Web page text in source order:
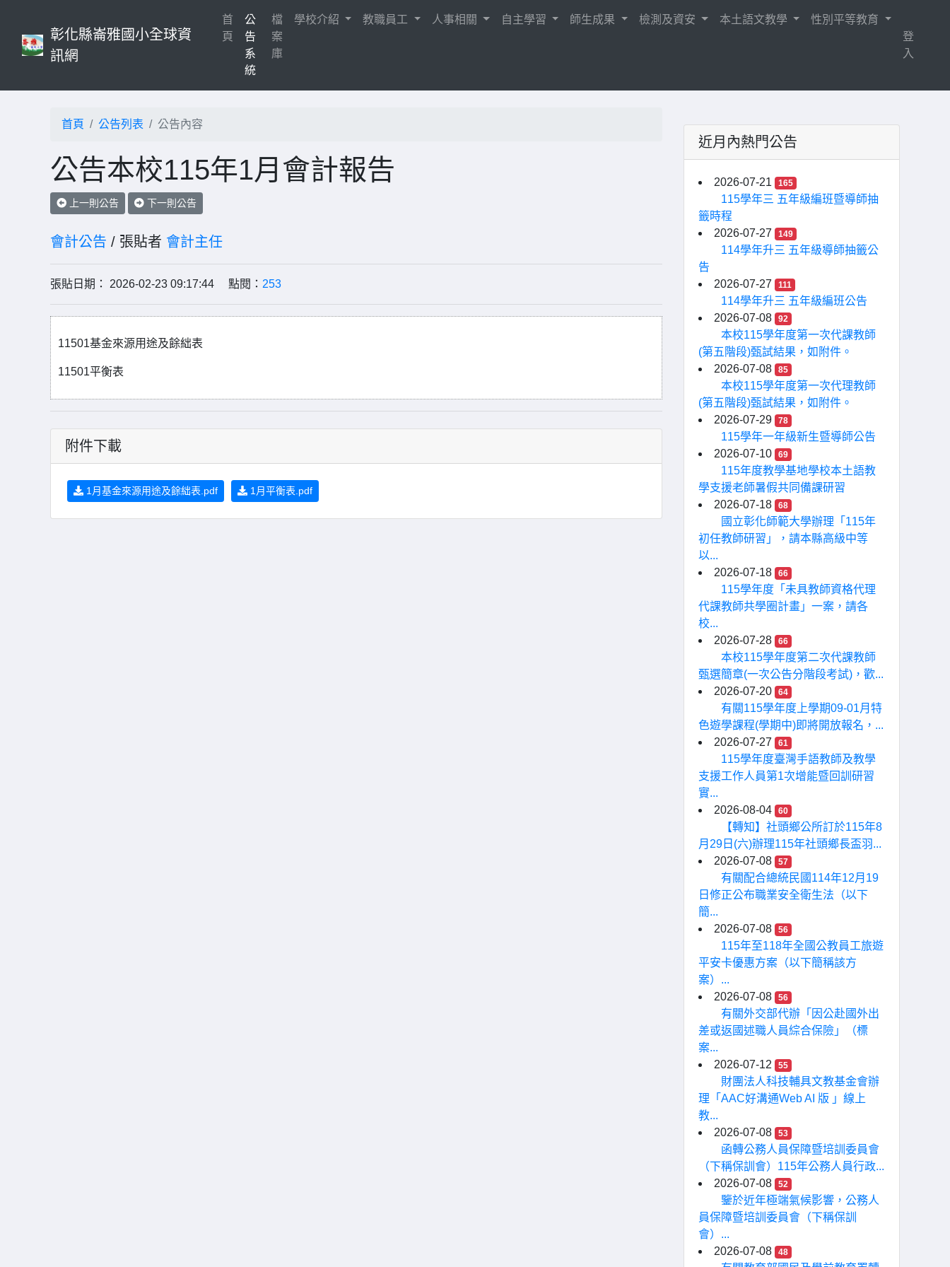
彰化縣崙雅國小全球資
訊網
首
頁 (current)
公
告
系
統
檔
案
庫
學校介紹 教職員工 人事相關 自主學習 師生成果 檢測及資安 本土語文教學
性別平等教育
登
入
首頁 公告列表 公告內容
公告本校115年1月會計報告
上一則公告 下一則公告
會計公告 / 張貼者 會計主任
張貼日期： 2026-02-23 09:17:44 點閱： 253
11501基金來源用途及餘絀表
11501平衡表
附件下載
1月基金來源用途及餘絀表.pdf 1月平衡表.pdf
近月內熱門公告
2026-07-21 165
115學年三 五年級編班暨導師抽
籤時程
2026-07-27
149
114學年升三 五年級導師抽籤公
告
2026-07-27
111
114學年升三 五年級編班公告
2026-07-08
92
本校115學年度第一次代課教師
(第五階段)甄試結果，如附件。
2026-07-08
85
本校115學年度第一次代理教師
(第五階段)甄試結果，如附件。
2026-07-29
78
115學年一年級新生暨導師公告
2026-07-10
69
115年度教學基地學校本土語教
學支援老師暑假共同備課研習
2026-07-18
68
國立彰化師範大學辦理「115年
初任教師研習」，請本縣高級中等
以...
2026-07-18
66
115學年度「未具教師資格代理
代課教師共學圈計畫」一案，請各
校...
2026-07-28
66
本校115學年度第二次代課教師
甄選簡章(一次公告分階段考試)，歡...
2026-07-20
64
有關115學年度上學期09-01月特
色遊學課程(學期中)即將開放報名，...
2026-07-27
61
115學年度臺灣手語教師及教學
支援工作人員第1次增能暨回訓研習
實...
2026-08-04
60
【轉知】社頭鄉公所訂於115年8
月29日(六)辦理115年社頭鄉長盃羽...
2026-07-08
57
有關配合總統民國114年12月19
日修正公布職業安全衛生法（以下
簡...
2026-07-08
56
115年至118年全國公教員工旅遊
平安卡優惠方案（以下簡稱該方
案）...
2026-07-08
56
有關外交部代辦「因公赴國外出
差或返國述職人員綜合保險」（標
案...
2026-07-12
55
財團法人科技輔具文教基金會辦
理「AAC好溝通Web AI 版 」線上
教...
2026-07-08
53
函轉公務人員保障暨培訓委員會
（下稱保訓會）115年公務人員行政...
2026-07-08
52
鑒於近年極端氣候影響，公務人
員保障暨培訓委員會（下稱保訓
會）...
2026-07-08
48